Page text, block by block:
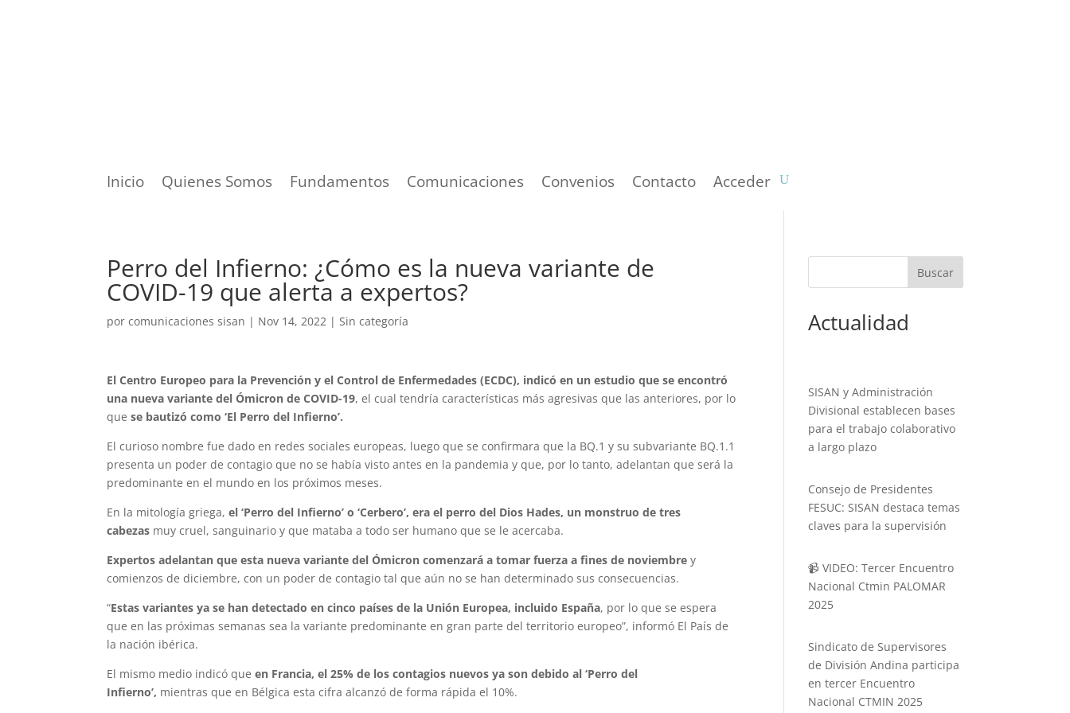
Inicio Quienes Somos Fundamentos Comunicaciones Convenios Contacto Acceder
Perro del Infierno: ¿Cómo es la nueva variante de
COVID-19 que alerta a expertos?
porcomunicaciones sisan | Nov 14, 2022 |Sin categoría
El Centro Europeo para la Prevención y el Control de Enfermedades (ECDC), indicó en un estudio que se encontró
una nueva variante del Ómicron de COVID-19, el cual tendría características más agresivas que las anteriores, por lo
quese bautizó como ‘El Perro del Infierno’.
El curioso nombre fue dado en redes sociales europeas, luego que se confirmara que la BQ.1 y su subvariante BQ.1.1
presenta un poder de contagio que no se había visto antes en la pandemia y que, por lo tanto, adelantan que será la
predominante en el mundo en los próximos meses.
En la mitología griega,el ‘Perro del Infierno’ o ‘Cerbero’, era el perro del Dios Hades, un monstruo de tres
cabezas muy cruel, sanguinario y que mataba a todo ser humano que se le acercaba.
Expertos adelantan que esta nueva variante del Ómicron comenzará a tomar fuerza a fines de noviembre y
comienzos de diciembre, con un poder de contagio tal que aún no se han determinado sus consecuencias.
“Estas variantes ya se han detectado en cinco países de la Unión Europea, incluido España, por lo que se espera
que en las próximas semanas sea la variante predominante en gran parte del territorio europeo”, informó El País de
la nación ibérica.
El mismo medio indicó queen Francia, el 25% de los contagios nuevos ya son debido al ‘Perro del
Infierno’, mientras que en Bélgica esta cifra alcanzó de forma rápida el 10%.
Actualidad
SISAN y Administración
Divisional establecen bases
para el trabajo colaborativo
a largo plazo
Consejo de Presidentes
FESUC: SISAN destaca temas
claves para la supervisión
📹 VIDEO: Tercer Encuentro
Nacional Ctmin PALOMAR
2025
Sindicato de Supervisores
de División Andina participa
en tercer Encuentro
Nacional CTMIN 2025